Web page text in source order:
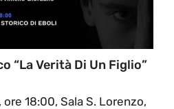
“La Verità Di Un Figlio”
18:00, Sala S. Lorenzo,